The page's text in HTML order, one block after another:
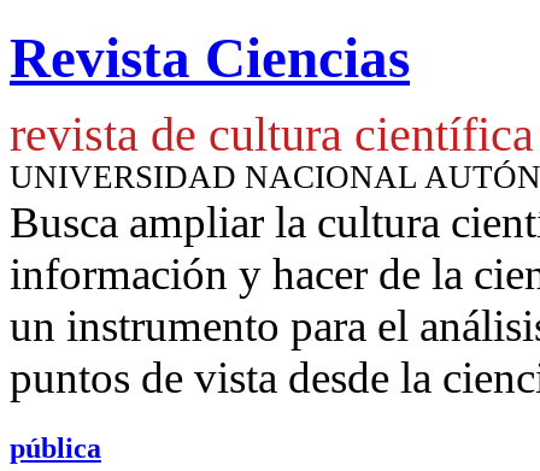
Revista Ciencias
revista de cultura científica
UNIVERSIDAD NACIONAL
Busca ampliar la cultura
información y hacer de la
un instrumento para el
puntos de vista desde la
pública